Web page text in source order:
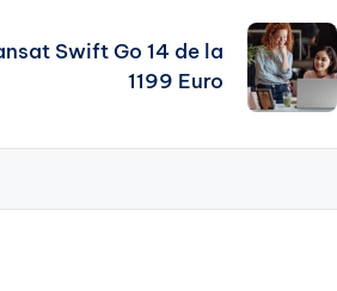
Swift Go 14 de la
1199 Euro